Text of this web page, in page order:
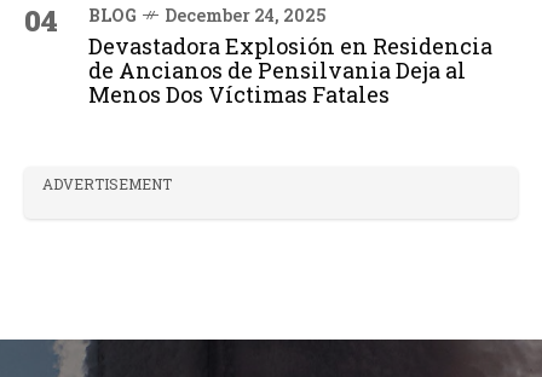
04 BLOG December 24, 2025
Devastadora Explosión en Residencia
de Ancianos de Pensilvania Deja al
Menos Dos Víctimas Fatales
ADVERTISEMENT